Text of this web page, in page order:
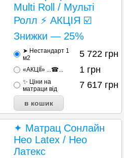
Multi Roll / Мульті
Ролл ⚡ АКЦІЯ ☑️
Знижки — 25%
➤ Нестандарт 1
м2
5 722 грн
«АКЦІЇ» ...☎... 1 грн
✨ Ціни на
матраци від
7 617 грн
✦ Матрац Сонлайн
Нео Latex / Нео
Латекс